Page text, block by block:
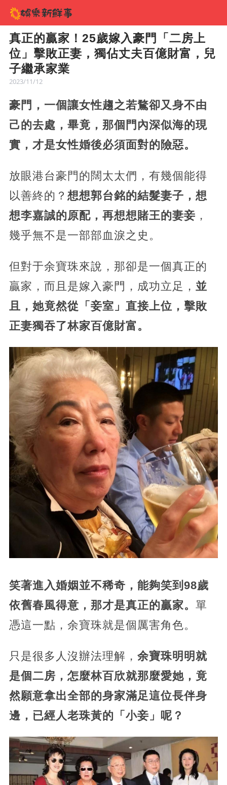
真正的贏家！25歲嫁入豪門「二房上
位」擊敗正妻，獨佔丈夫百億財富，兒
子繼承家業
2023/11/12
豪門，一個讓女性趨之若鶩卻又身不由
己的去處，畢竟，那個門內深似海的現
實，才是女性婚後必須面對的險惡。
放眼港台豪門的闊太太們，有幾個能得
以善終的？ 想想郭台銘的結髮妻子，想
想李嘉誠的原配，再想想賭王的妻妾 ，
幾乎無不是一部部血淚之史。
但對于余寶珠來說，那卻是一個真正的
贏家，而且是嫁入豪門，成功立足， 並
且，她竟然從「妾室」直接上位，擊敗
正妻獨吞了林家百億財富。
笑著進入婚姻並不稀奇，能夠笑到98歲
依舊春風得意，那才是真正的贏家。 單
憑這一點，余寶珠就是個厲害角色。
只是很多人沒辦法理解， 余寶珠明明就
是個二房，怎麼林百欣就那麼愛她，竟
然願意拿出全部的身家滿足這位長伴身
邊，已經人老珠黃的「小妾」呢？